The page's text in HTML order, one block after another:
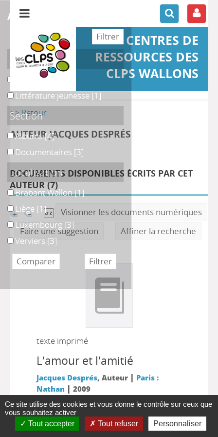
CENTRES DE
RESSOURCES DES
CLPS WALLONS
>> Retour
AUTEUR JACQUES DESPRÉS
DOCUMENTS DISPONIBLES ÉCRITS PAR CET
AUTEUR (7)
Visionner les documents numériques
Faire une suggestion
Affiner la recherche
texte imprimé
L'amour et l'amitié
Jacques Després, Auteur | Paris :
Nathan | 2009
Une nouvelle collection par les auteurs du
"Livre des grands contraires
philosophiques".Il n'y a pas qu'une
affiner ou comparer
Support
OuvrageOuvrage
Littérature jeunesse
Littérature jeunesse [1]
Section
Albums
Albums[4]
Documentaires
Documentaires [3]
Localisation
Brabant Wallon
Brabant Wallon[1]
Liège
Liège [1]
Luxembourg
Luxembourg [3]
Verviers
Verviers [3]
Ce site utilise des cookies et vous donne le contrôle sur ceux que
vous souhaitez activer
Tout accepter
Tout refuser Personnaliser